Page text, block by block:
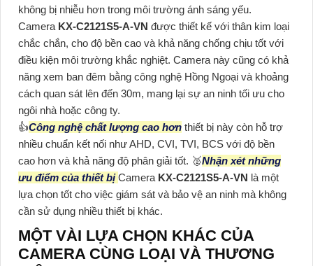
không bị nhiễu hơn trong môi trường ánh sáng yếu.
Camera KX-C2121S5-A-VN được thiết kế với thân kim loại
chắc chắn, cho độ bền cao và khả năng chống chịu tốt với
điều kiện môi trường khắc nghiệt. Camera này cũng có khả
năng xem ban đêm bằng công nghệ Hồng Ngoại và khoảng
cách quan sát lên đến 30m, mang lại sự an ninh tối ưu cho
ngôi nhà hoặc công ty.
👍Công nghệ chất lượng cao hơn thiết bị này còn hỗ trợ
nhiều chuẩn kết nối như AHD, CVI, TVI, BCS với độ bền
cao hơn và khả năng độ phân giải tốt. ️🥈Nhận xét những
ưu điểm của thiết bịCamera KX-C2121S5-A-VN là một
lựa chọn tốt cho việc giám sát và bảo vệ an ninh mà không
cần sử dụng nhiều thiết bị khác.
MỘT VÀI LỰA CHỌN KHÁC CỦA
CAMERA CÙNG LOẠI VÀ THƯƠNG